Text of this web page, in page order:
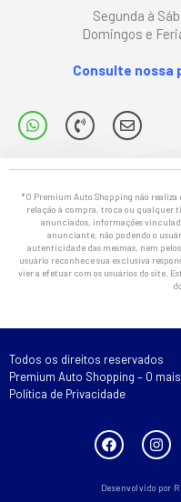
Segunda à
Domingos e
Consulte nossa
*O Premium Auto Shopping não
relação à compra, troca ou qualquer
anunciados, informações
anunciante, não podendo o
autenticidade das mesmas, nem
usuário reconhece sua exclusiva
vier a efetuar com os usuários do site.
Todos os direitos reservados
Premium Auto Shopping – O
Política de Privacidade
Desenvolvido por